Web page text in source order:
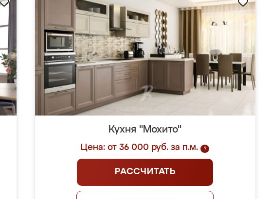
Кухня "Мохито"
Цена: от 36 000 руб. за п.м. ?
РАССЧИТАТЬ